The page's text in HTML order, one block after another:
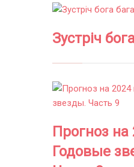
Зустріч
Прогноз на
Годовые